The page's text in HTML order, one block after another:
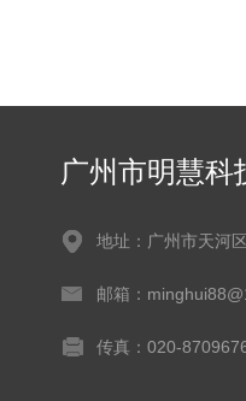
广州市明慧科
地址：广州市天河
邮箱：
传真：020-